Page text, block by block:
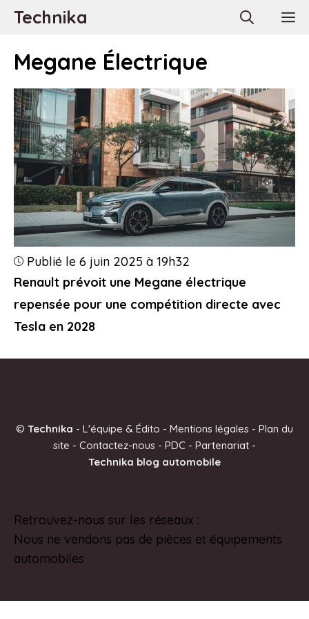
AllerTechnika
Megane Électrique
Renault prévoit une Megane électrique
repensée pour une compétition directe avec
Tesla en 2028
Publié le 6 juin 2025 à 19h32
© Technika - L'équipe & Édito - Mentions légales - Plan du
site - Contactez-nous - PDC - Partenariat -
Technika blog automobile
Retrouvez-nous sur les réseaux :
Nous ne vendons pas de pièces et équipements
automobiles